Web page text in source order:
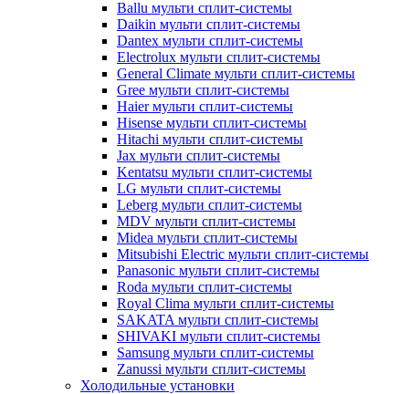
Ballu мульти сплит-системы
Daikin мульти сплит-системы
Dantex мульти сплит-системы
Electrolux мульти сплит-системы
General Climate мульти сплит-системы
Gree мульти сплит-системы
Haier мульти сплит-системы
Hisense мульти сплит-системы
Hitachi мульти сплит-системы
Jax мульти сплит-системы
Kentatsu мульти сплит-системы
LG мульти сплит-системы
Leberg мульти сплит-системы
MDV мульти сплит-системы
Midea мульти сплит-системы
Mitsubishi Electric мульти сплит-системы
Panasonic мульти сплит-системы
Roda мульти сплит-системы
Royal Clima мульти сплит-системы
SAKATA мульти сплит-системы
SHIVAKI мульти сплит-системы
Samsung мульти сплит-системы
Zanussi мульти сплит-системы
Холодильные установки